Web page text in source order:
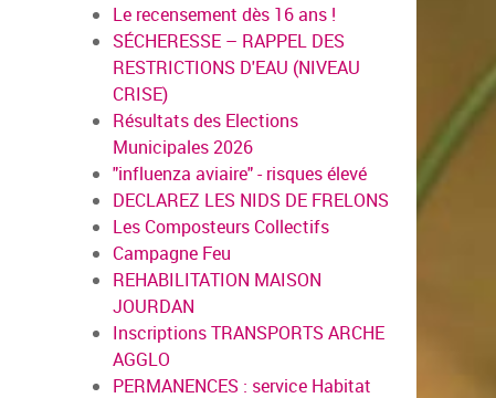
Le recensement dès 16 ans !
SÉCHERESSE – RAPPEL DES
RESTRICTIONS D'EAU (NIVEAU
CRISE)
Résultats des Elections
Municipales 2026
"influenza aviaire" - risques élevé
DECLAREZ LES NIDS DE FRELONS
Les Composteurs Collectifs
Campagne Feu
REHABILITATION MAISON
JOURDAN
Inscriptions TRANSPORTS ARCHE
AGGLO
PERMANENCES : service Habitat